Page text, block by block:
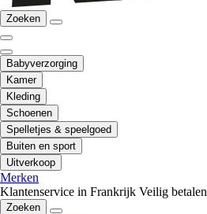
Zoeken
Babyverzorging
Kamer
Kleding
Schoenen
Spelletjes & speelgoed
Buiten en sport
Uitverkoop
Merken
Klantenservice in Frankrijk Veilig betalen
Zoeken